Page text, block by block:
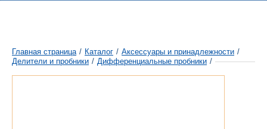
Главная страница / Каталог / Аксессуары и принадлежности /
Делители и пробники / Дифференциальные пробники /